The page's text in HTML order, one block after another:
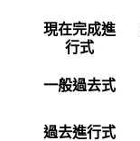
現在完成進
行式
一般過去式
過去進行式